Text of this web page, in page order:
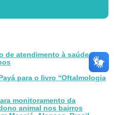
de atendimento à saúde
para o livro “Oftalmologia
monitoramento da
animal nos bairros